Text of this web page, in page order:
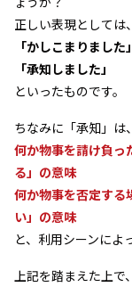
正しい表現としては、
「かしこまりました」
「承知しました」
といったものです。
ちなみに「承知」は、
何か物事を請け負っ
る」の意味
何か物事を否定する
い」の意味
と、利用シーンによ
上記を踏まえた上で